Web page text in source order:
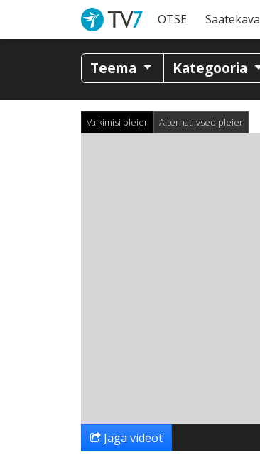
OTSE Saatekava
Teema Kategooria
Vaikimisi pleier Alternatiivsed pleier
Jaga videot